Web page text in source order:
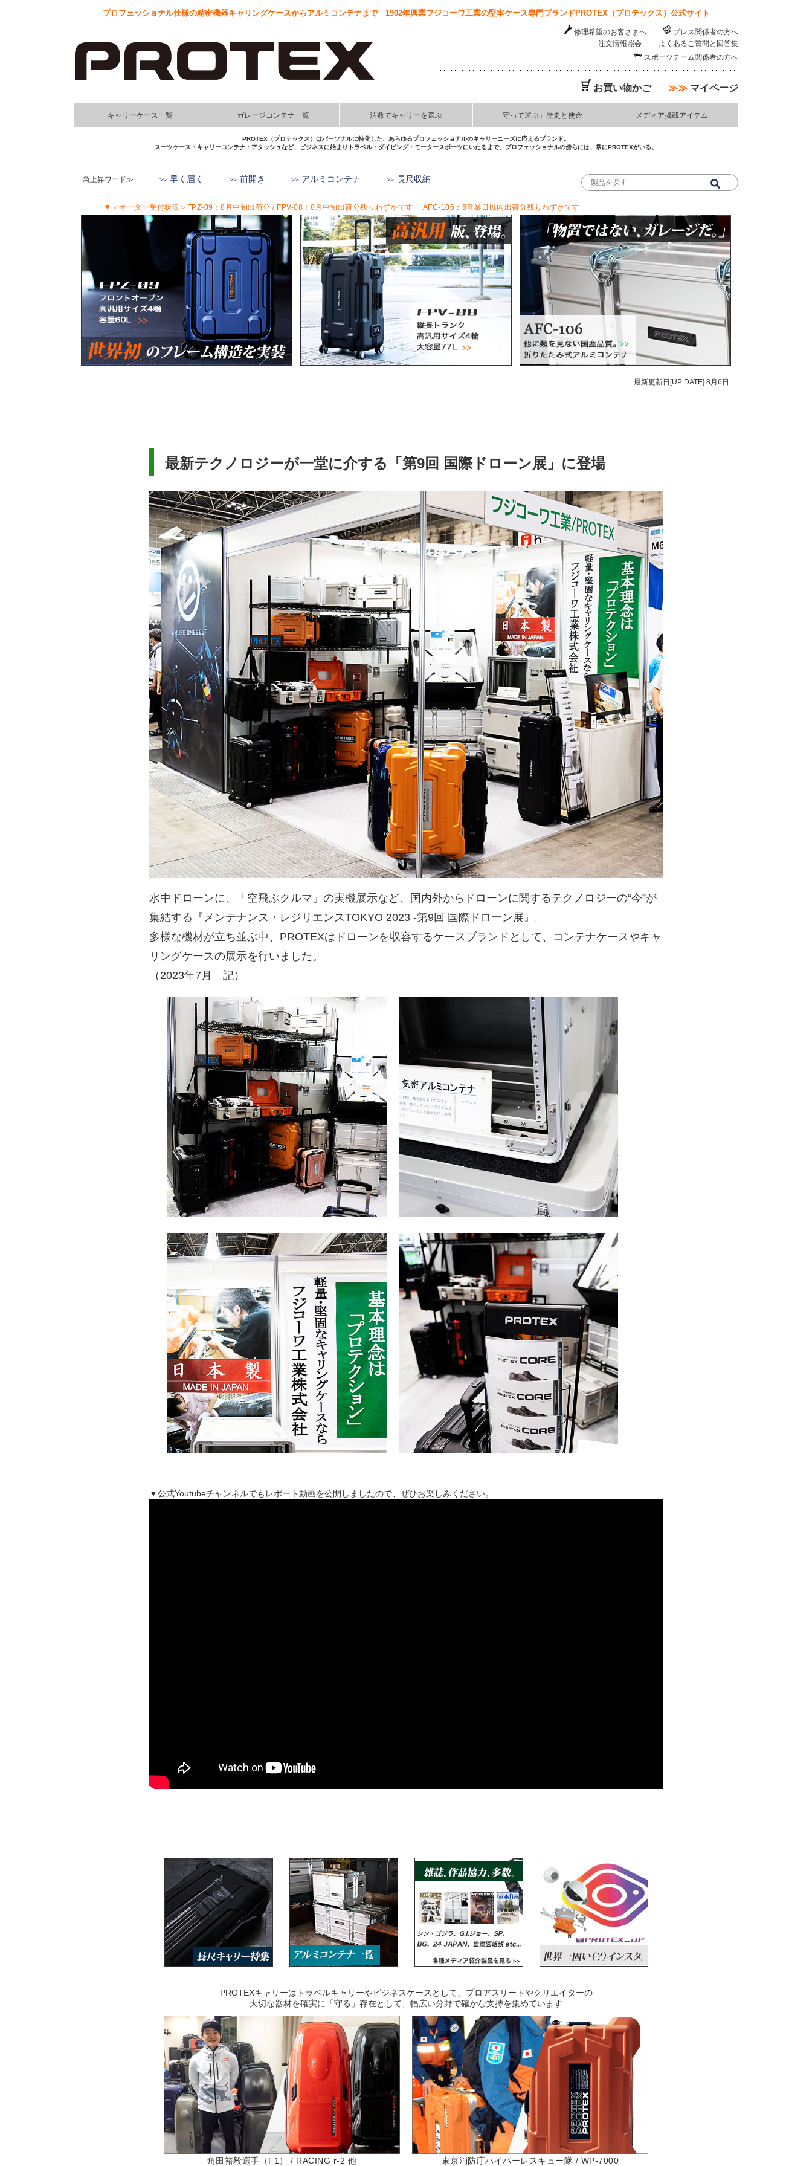
プロフェッショナル仕様の精密機器キャリングケースからアルミコンテナまで 1902年興業フジコーワ工業の堅牢ケース専門ブランドPROTEX（プロテックス）公式サイト
修理希望のお客さまへ
プレス関係者の方へ
注文情報照会
よくあるご質問と回答集
スポーツチーム関係者の方へ
お買い物かご ≫≫ マイページ
キャリーケース一覧 ガレージコンテナ一覧 泊数でキャリーを選ぶ 「守って運ぶ」歴史と使命 メディア掲載アイテム
PROTEX（プロテックス）はパーソナルに特化した、あらゆるプロフェッショナルのキャリーニーズに応えるブランド。
スーツケース・キャリーコンテナ・アタッシュなど、ビジネスに始まりトラベル・ダイビング・モータースポーツにいたるまで、プロフェッショナルの傍らには、常にPROTEXがいる。
急上昇ワード≫ 早く届く 前開き アルミコンテナ 長尺収納
▼＜オーダー受付状況＞FPZ-09：8月中旬出荷分 / FPV-08：8月中旬出荷分残りわずかです AFC-106：5営業日以内出荷分残りわずかです
最新更新日[UP DATE] 8月6日
最新テクノロジーが一堂に介する「第9回 国際ドローン展」に登場
水中ドローンに、「空飛ぶクルマ」の実機展示など、国内外からドローンに関するテクノロジーの“今”が
集結する『メンテナンス・レジリエンスTOKYO 2023 -第9回 国際ドローン展』。
多様な機材が立ち並ぶ中、PROTEXはドローンを収容するケースブランドとして、コンテナケースやキャ
リングケースの展示を行いました。
（2023年7月 記）
▼公式Youtubeチャンネルでもレポート動画を公開しましたので、ぜひお楽しみください。
PROTEXキャリーはトラベルキャリーやビジネスケースとして、プロアスリートやクリエイターの
大切な器材を確実に「守る」存在として、幅広い分野で確かな支持を集めています
角田裕毅選手（F1） / RACING r-2 他 東京消防庁ハイパーレスキュー隊 / WP-7000